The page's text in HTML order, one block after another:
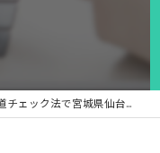
宮城県仙台市の水漏れ修理リスクを減らす実践ガイド